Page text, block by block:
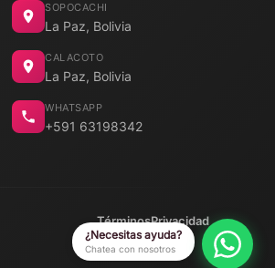
SOPOCACHI
La Paz, Bolivia
CALACOTO
La Paz, Bolivia
WHATSAPP
+591 63198342
TérminosPrivacidad
¿Necesitas ayuda?
Chatea con nosotros